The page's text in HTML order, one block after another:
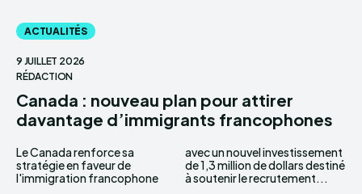
ACTUALITÉS
9 JUILLET 2026
RÉDACTION
Canada : nouveau plan pour attirer
davantage d’immigrants francophones
Le Canada renforce sa
stratégie en faveur de
l'immigration francophone
avec un nouvel investissement
de 1,3 million de dollars destiné
à soutenir le recrutement...